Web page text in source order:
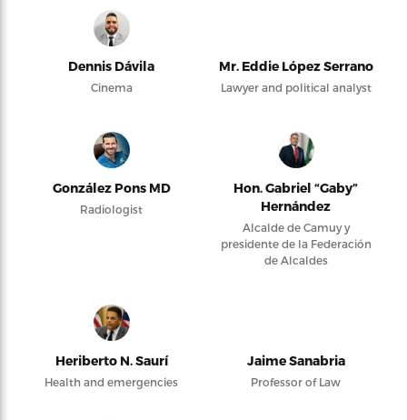
Dennis Dávila
Cinema
Mr. Eddie López Serrano
Lawyer and political analyst
González Pons MD
Radiologist
Hon. Gabriel “Gaby”
Hernández
Alcalde de Camuy y
presidente de la Federación
de Alcaldes
Heriberto N. Saurí
Health and emergencies
Jaime Sanabria
Professor of Law